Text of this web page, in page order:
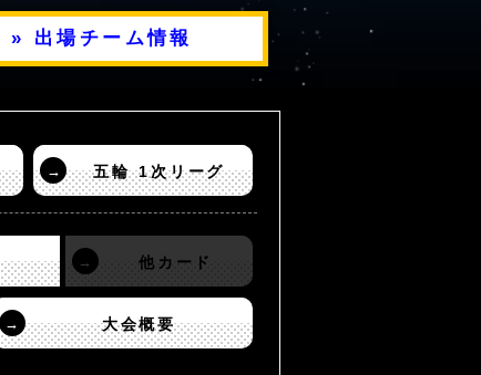
» 出場チーム情報
→ 五輪 1次リーグ
→ 他カード
→ 大会概要